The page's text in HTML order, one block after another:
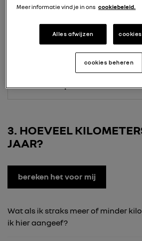
+ € 135 per maand
24 maanden
+ € 240 per maand
3 HOEVEEL
JAAR?
bereken het voor mij
Wat als ik straks meer of minder
ik hier aangeef?
Meer informatie vind je in ons cookiebeleid.
Alles afwijzen
cookies beheren